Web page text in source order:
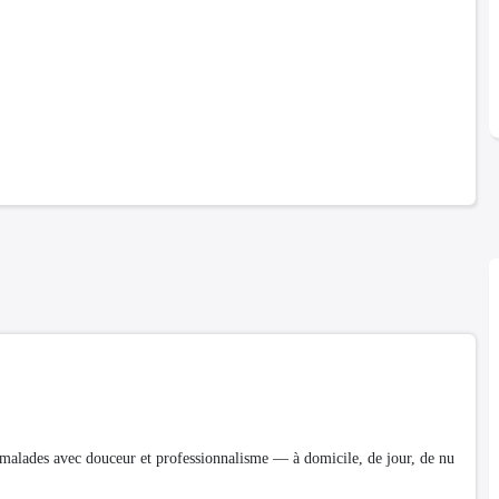
avec douceur et professionnalisme — à domicile, de jour, de nu